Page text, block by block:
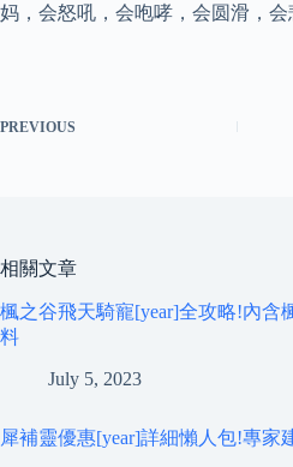
妈，会怒吼，会咆哮，会圆滑，会
PREVIOUS
相關文章
楓之谷飛天騎寵[year]全攻略!內含
料
July 5, 2023
犀補靈優惠[year]詳細懶人包!專家